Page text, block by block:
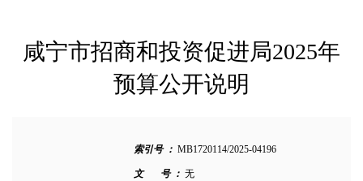
咸宁市招商和投资促进局2025年
预算公开说明
索引号 ： MB1720114/2025-04196
文 号 ： 无